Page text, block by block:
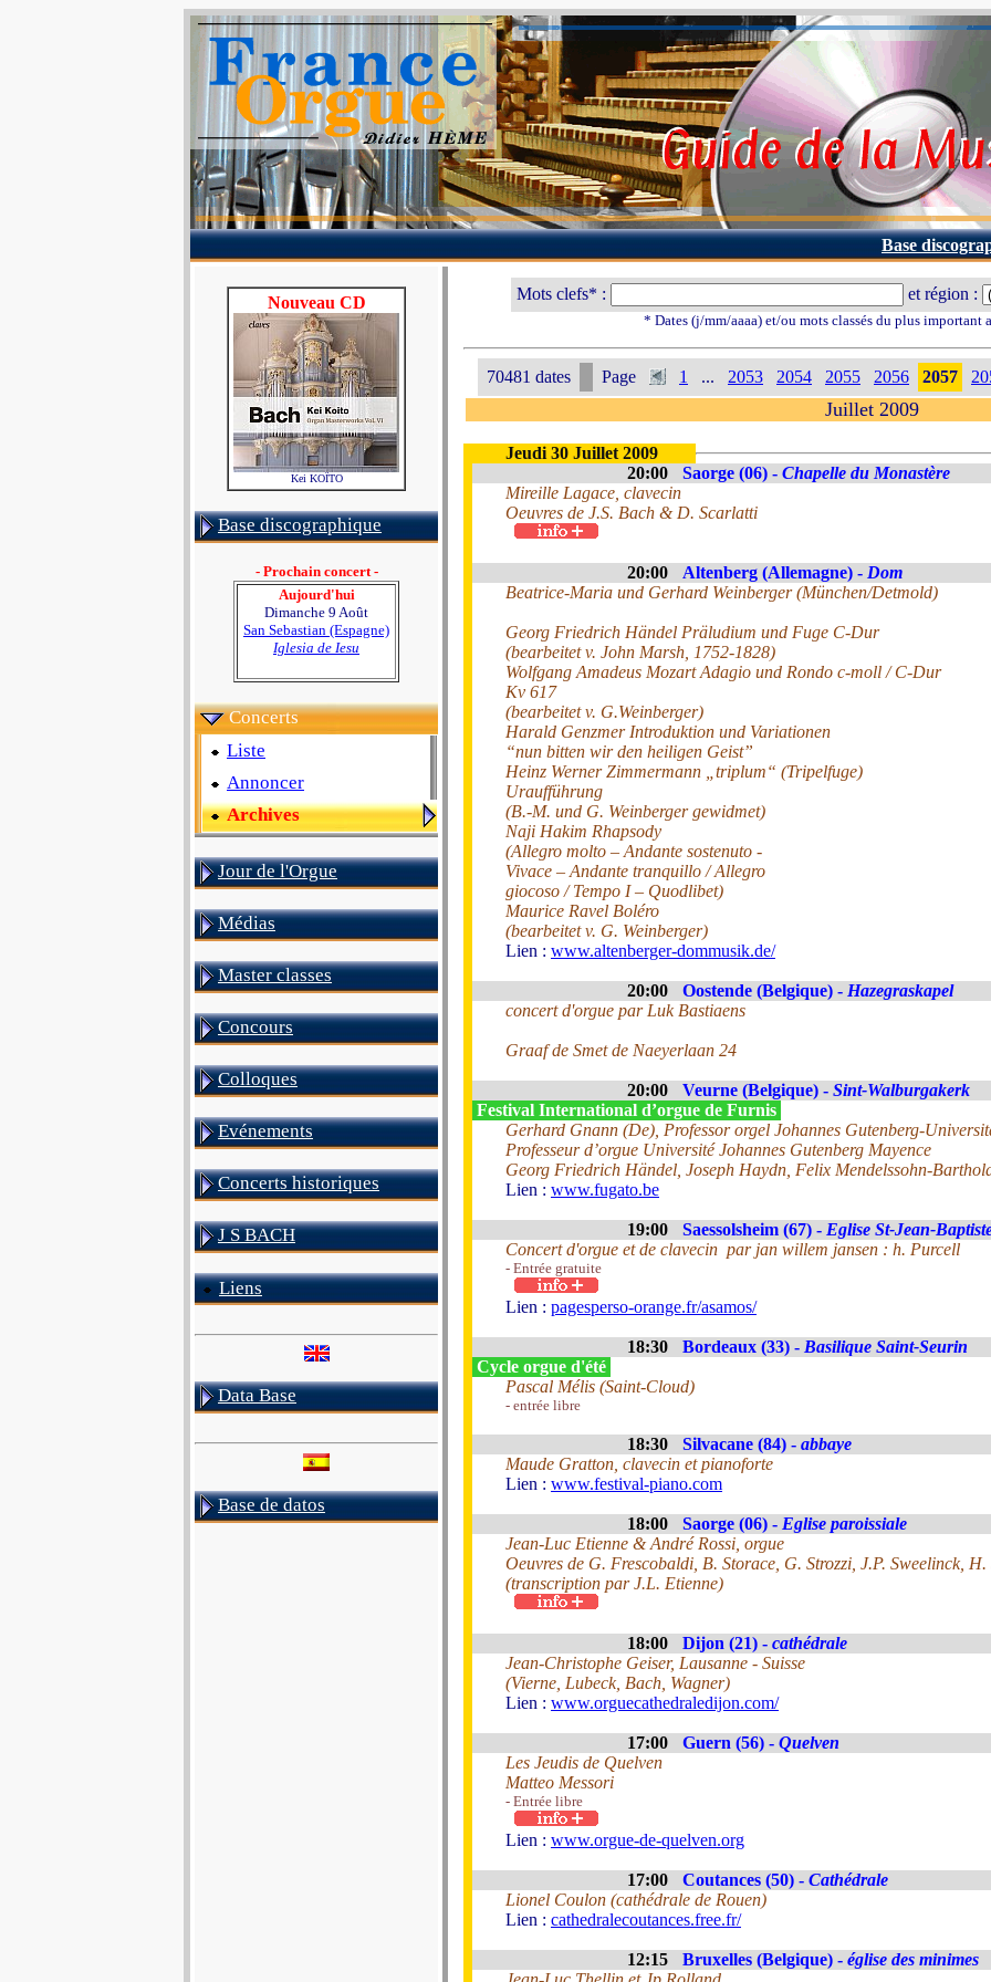
Base
Nouveau CD
Kei KOÏTO
Base discographique
- Prochain concert -
Aujourd'hui
Dimanche 9 Août
San Sebastian (Espagne)
Iglesia de Iesu
Concerts
Liste
Annoncer
Archives
Jour de l'Orgue
Médias
Master classes
Concours
Colloques
Evénements
Concerts historiques
J S BACH
Liens
Data Base
Base de datos
Mots clefs* : et région :
* Dates (j/mm/aaaa) et/ou mots classés du plus important
70481 dates Page 1 ... 2053 2054 2055 2056 2057
Juillet 2009
Jeudi 30 Juillet 2009
20:00
Saorge (06) - Chapelle du Monastère
Mireille Lagace, clavecin
Oeuvres de J.S. Bach & D. Scarlatti
20:00 Altenberg (Allemagne) - Dom
Beatrice-Maria und Gerhard Weinberger (München/Detmold)
Georg Friedrich Händel Präludium und Fuge C-Dur
(bearbeitet v. John Marsh, 1752-1828)
Wolfgang Amadeus Mozart Adagio und Rondo c-moll / C-Dur
Kv 617
(bearbeitet v. G.Weinberger)
Harald Genzmer Introduktion und Variationen
“nun bitten wir den heiligen Geist”
Heinz Werner Zimmermann „triplum“ (Tripelfuge)
Uraufführung
(B.-M. und G. Weinberger gewidmet)
Naji Hakim Rhapsody
(Allegro molto – Andante sostenuto -
Vivace – Andante tranquillo / Allegro
giocoso / Tempo I – Quodlibet)
Maurice Ravel Boléro
(bearbeitet v. G. Weinberger)
Lien : www.altenberger-dommusik.de/
20:00 Oostende (Belgique) - Hazegraskapel
concert d'orgue par Luk Bastiaens
Graaf de Smet de Naeyerlaan 24
20:00 Veurne (Belgique) - Sint-Walburgakerk
Festival International d’orgue de Furnis
Gerhard Gnann (De), Professor orgel Johannes Gutenberg-
Professeur d’orgue Université Johannes Gutenberg Mayence
Georg Friedrich Händel, Joseph Haydn, Felix Mendelssohn-
Lien : www.fugato.be
19:00 Saessolsheim (67) - Eglise St-Jean-
Concert d'orgue et de clavecin par jan willem jansen : h. Purcell
- Entrée gratuite
Lien : pagesperso-orange.fr/asamos/
18:30 Bordeaux (33) - Basilique Saint-Seurin
Cycle orgue d'été
Pascal Mélis (Saint-Cloud)
- entrée libre
18:30 Silvacane (84) - abbaye
Maude Gratton, clavecin et pianoforte
Lien : www.festival-piano.com
18:00 Saorge (06) - Eglise paroissiale
Jean-Luc Etienne & André Rossi, orgue
Oeuvres de G. Frescobaldi, B. Storace, G. Strozzi, J.P. Sweelinck,
(transcription par J.L. Etienne)
18:00 Dijon (21) - cathédrale
Jean-Christophe Geiser, Lausanne - Suisse
(Vierne, Lubeck, Bach, Wagner)
Lien : www.orguecathedraledijon.com/
17:00 Guern (56) - Quelven
Les Jeudis de Quelven
Matteo Messori
- Entrée libre
Lien : www.orgue-de-quelven.org
17:00 Coutances (50) - Cathédrale
Lionel Coulon (cathédrale de Rouen)
Lien : cathedralecoutances.free.fr/
12:15 Bruxelles (Belgique) - église des minimes